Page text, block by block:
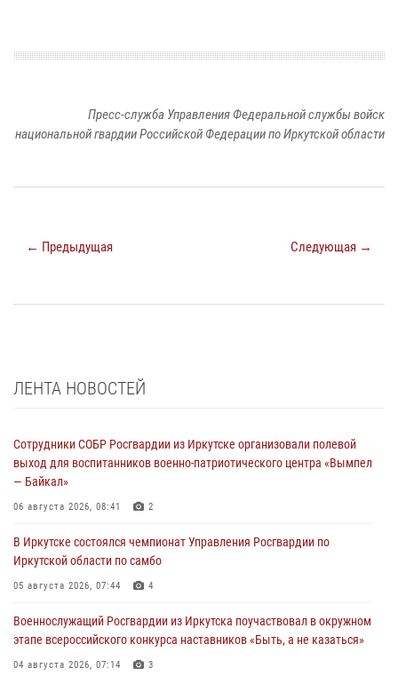
Пресс-служба Управления Федеральной службы войск
национальной гвардии Российской Федерации по Иркутской области
← Предыдущая Следующая →
ЛЕНТА НОВОСТЕЙ
Сотрудники СОБР Росгвардии из Иркутске организовали полевой
выход для воспитанников военно-патриотического центра «Вымпел
— Байкал»
06 августа 2026, 08:41 2
В Иркутске состоялся чемпионат Управления Росгвардии по
Иркутской области по самбо
05 августа 2026, 07:44 4
Военнослужащий Росгвардии из Иркутска поучаствовал в окружном
этапе всероссийского конкурса наставников «Быть, а не казаться»
04 августа 2026, 07:14 3